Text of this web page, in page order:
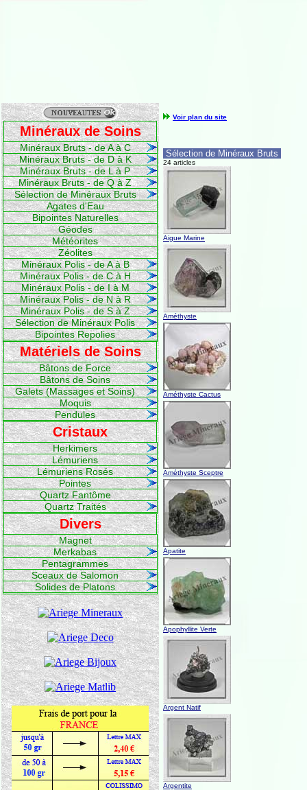
Minéraux de Soins
Minéraux Bruts - de A à C
Minéraux Bruts - de D à K
Minéraux Bruts - de L à P
Minéraux Bruts - de Q à Z
Sélection de Minéraux Bruts
Agates d'Eau
Bipointes Naturelles
Géodes
Météorites
Zéolites
Minéraux Polis - de A à B
Minéraux Polis - de C à H
Minéraux Polis - de I à M
Minéraux Polis - de N à R
Minéraux Polis - de S à Z
Sélection de Minéraux Polis
Bipointes Repolies
Matériels de Soins
Bâtons de Force
Bâtons de Soins
Galets (Massages et Soins)
Moquis
Pendules
Cristaux
Herkimers
Lémuriens
Lémuriens Rosés
Pointes
Quartz Fantôme
Quartz Traités
Divers
Magnet
Merkabas
Pentagrammes
Sceaux de Salomon
Solides de Platons
Voir plan du site
Sélection de Minéraux Bruts
24 articles
Aigue Marine
Améthyste
Améthyste Cactus
Améthyste Sceptre
Apatite
Apophyllite Verte
Argent Natif
Argentite